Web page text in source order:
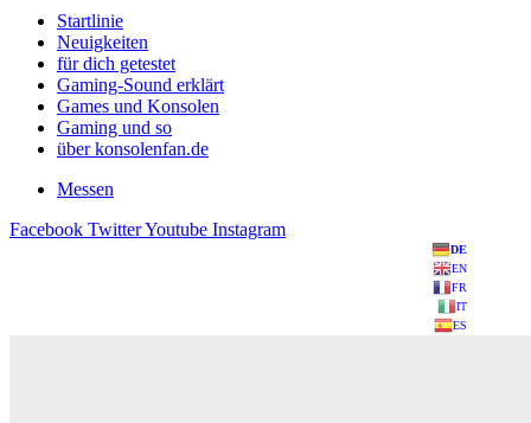
Startlinie
Neuigkeiten
für dich getestet
Gaming-Sound erklärt
Games und Konsolen
Gaming und so
über konsolenfan.de
Messen
Facebook TwitterYoutube Instagram
DE
EN
FR
IT
ES